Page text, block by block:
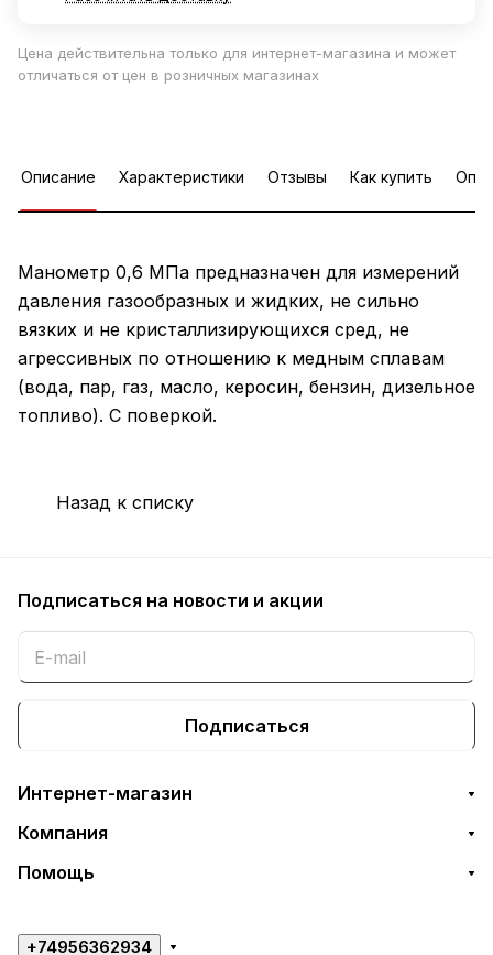
Цена действительна только для интернет-магазина и может
отличаться от цен в розничных магазинах
Описание Характеристики Отзывы Как купить
Манометр 0,6 МПа предназначен для измерений
давления газообразных и жидких, не сильно
вязких и не кристаллизирующихся сред, не
агрессивных по отношению к медным сплавам
(вода, пар, газ, масло, керосин, бензин, дизельное
топливо). С поверкой.
Назад к списку
Подписаться на новости и акции
Подписаться
Интернет-магазин
Компания
Помощь
+74956362934